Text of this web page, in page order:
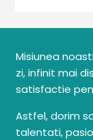
Misiunea
zi, infinit mai
satisfactie
Astfel, dorim
talentati,